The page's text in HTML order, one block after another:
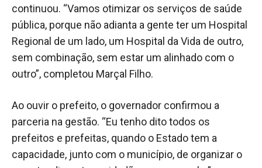
continuou. “Vamos otimizar os serviços de saúde
pública, porque não adianta a gente ter um Hospital
Regional de um lado, um Hospital da Vida de outro,
sem combinação, sem estar um alinhado com o
outro”, completou Marçal Filho.
Ao ouvir o prefeito, o governador confirmou a
parceria na gestão. “Eu tenho dito todos os
prefeitos e prefeitas, quando o Estado tem a
capacidade, junto com o município, de organizar o